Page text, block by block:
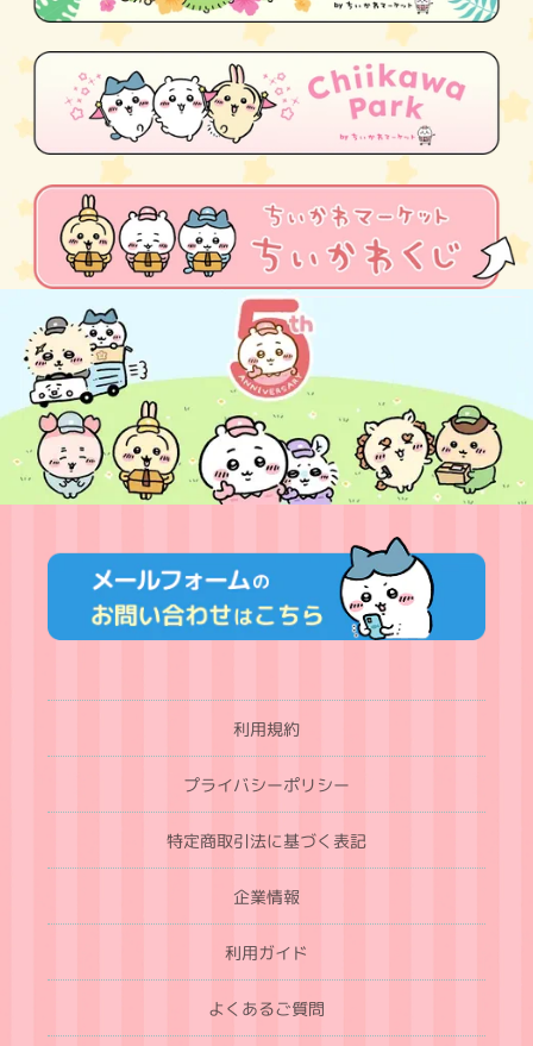
利用規約
プライバシーポリシー
特定商取引法に基づく表記
企業情報
利用ガイド
よくあるご質問